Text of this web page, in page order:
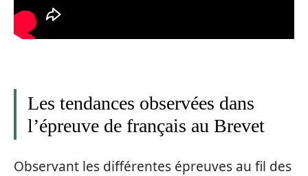
Les tendances observées dans
l’épreuve de français au Brevet
Observant les différentes épreuves au fil des